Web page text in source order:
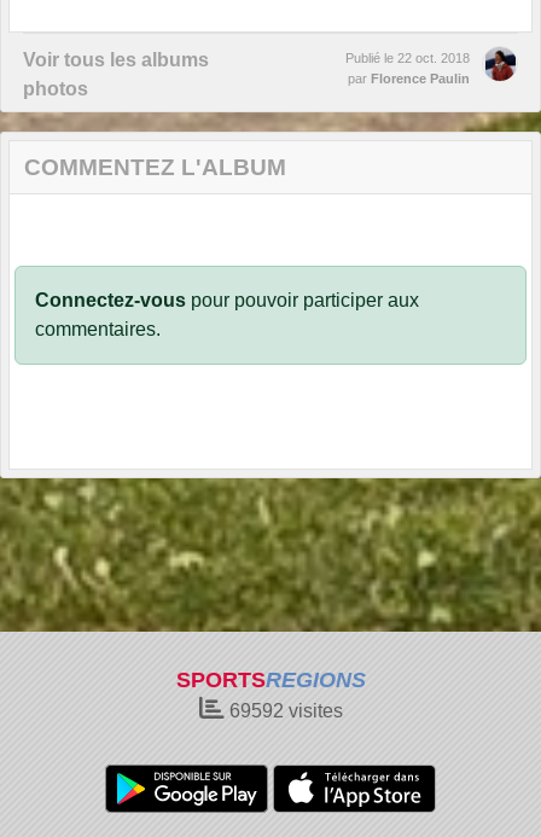
Voir tous les albums
photos
Publié le 22 oct. 2018
par Florence Paulin
COMMENTEZ L'ALBUM
Connectez-vous pour pouvoir participer aux
commentaires.
SPORTSREGIONS
69592 visites